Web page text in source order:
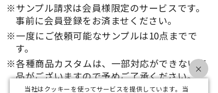
※サンプル請求は会員様限定のサービスです。
事前に会員登録をお済ませください。
※一度にご依頼可能なサンプルは10点までで
す。
※各種商品カスタムは、一部対応ができない商
品がございますので予めご了承ください。
当社はクッキーを使ってサービスを提供しています。当
×